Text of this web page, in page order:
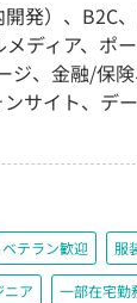
発）、B2C
ディア、ポ
ジ、金融/保
サイト、デ
ベテラン歓迎 服
ア 一部在宅勤